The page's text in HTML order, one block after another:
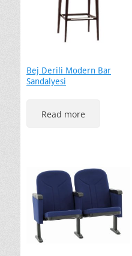
Bej Derili Modern Bar
Sandalyesi
Read more